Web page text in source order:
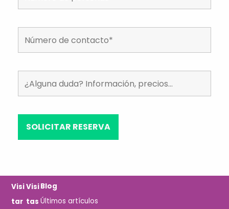
Visi
tar
Visi
tas
Blog
Últimos artículos